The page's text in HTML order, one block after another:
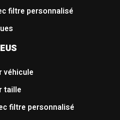
filtre personnalisé
véhicule
taille
filtre personnalisé